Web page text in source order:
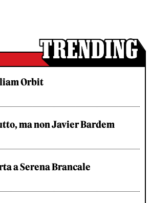
Orbit
ma non Javier Bardem
a Serena Brancale